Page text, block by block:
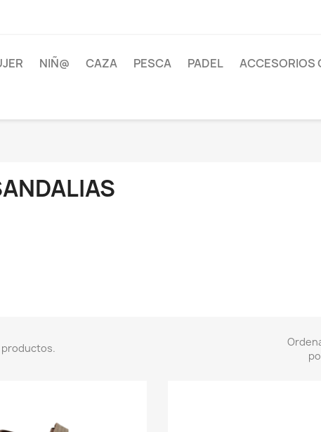
NIÑ@ CAZA PESCA PADEL ACCESORIOS
productos.